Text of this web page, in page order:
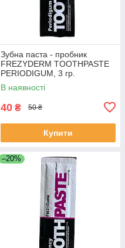
Зубна паста - пробник
FREZYDERM TOOTHPASTE
PERIODIGUM, 3 гр.
В наявності
40 ₴ 50 ₴
Купити
–20%